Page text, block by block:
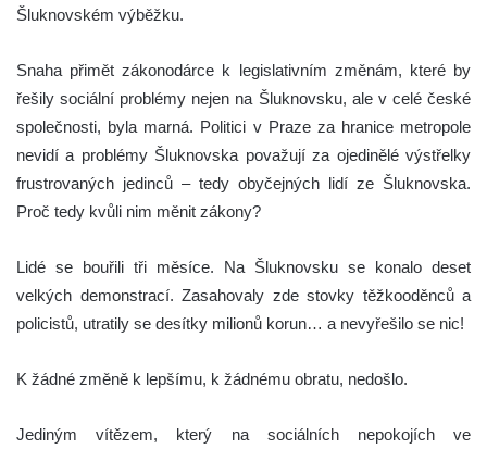
Šluknovském výběžku.
Snaha přimět zákonodárce k legislativním změnám, které by
řešily sociální problémy nejen na Šluknovsku, ale v celé české
společnosti, byla marná. Politici v Praze za hranice metropole
nevidí a problémy Šluknovska považují za ojedinělé výstřelky
frustrovaných jedinců – tedy obyčejných lidí ze Šluknovska.
Proč tedy kvůli nim měnit zákony?
Lidé se bouřili tři měsíce. Na Šluknovsku se konalo deset
velkých demonstrací. Zasahovaly zde stovky těžkooděnců a
policistů, utratily se desítky milionů korun… a nevyřešilo se nic!
K žádné změně k lepšímu, k žádnému obratu, nedošlo.
Jediným vítězem, který na sociálních nepokojích ve